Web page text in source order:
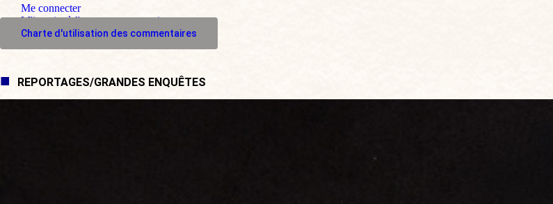
Me connecter
M'inscrire à l'espace commentaire
Charte d'utilisation des commentaires
REPORTAGES/GRANDES ENQUÊTES